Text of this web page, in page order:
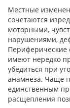
Местные
сочетаются
моторными,
нарушениями,
Периферические
имеют нередко
убедиться при
анамнеза. Чаще
единственным
расщепления